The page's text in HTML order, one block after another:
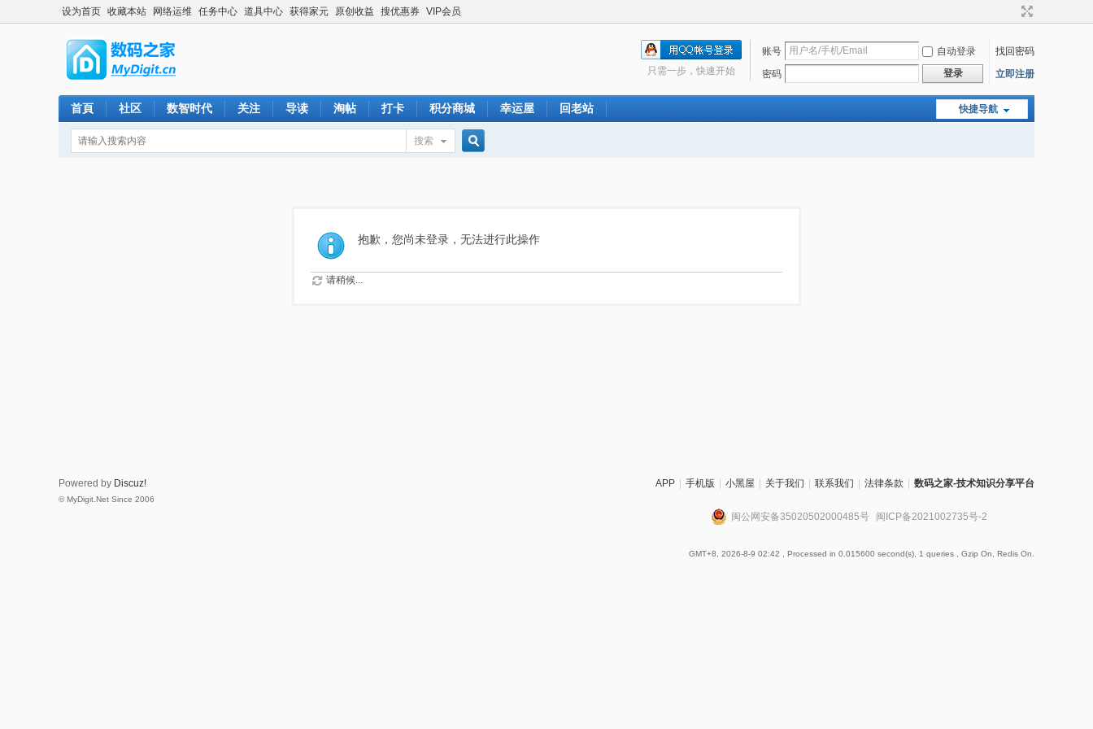
设为首页 收藏本站 网络运维 任务中心 道具中心 获得家元 原创收益 搜优惠券 VIP会员
账号 自动登录
找回密码
密码
登录 立即注册
只需一步，快速开始
快捷导航
首頁 社区 数智时代 关注 导读 淘帖 打卡 积分商城 幸运屋 回老站
搜索
索
抱歉，您尚未登录，无法进行此操作
请稍候...
APP 手机版 小黑屋 关于我们 联系我们 法律条款 数码之家-技术知识分享平台
闽公网安备35020502000485号 闽ICP备2021002735号-2
GMT+8, 2026-8-9 02:42 , Processed in 0.015600 second(s), 1 queries , Gzip On, Redis On.
Powered by Discuz!
© MyDigit.Net Since 2006